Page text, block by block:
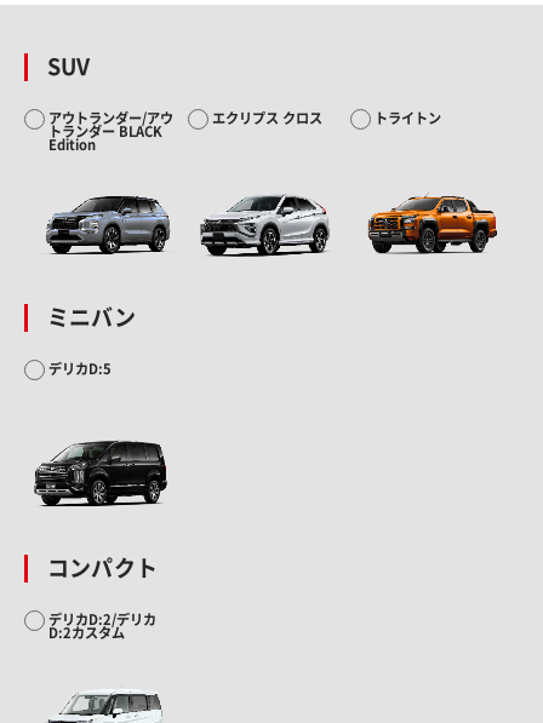
SUV
アウトランダー/アウ
トランダー BLACK
Edition
エクリプス クロス トライトン
ミニバン
デリカD:5
コンパクト
デリカD:2/デリカ
D:2カスタム